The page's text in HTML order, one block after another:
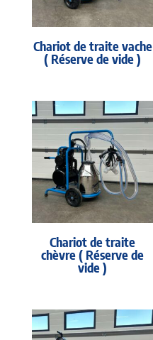
Chariot de traite vache
( Réserve de vide )
Chariot de traite
chèvre ( Réserve de
vide )